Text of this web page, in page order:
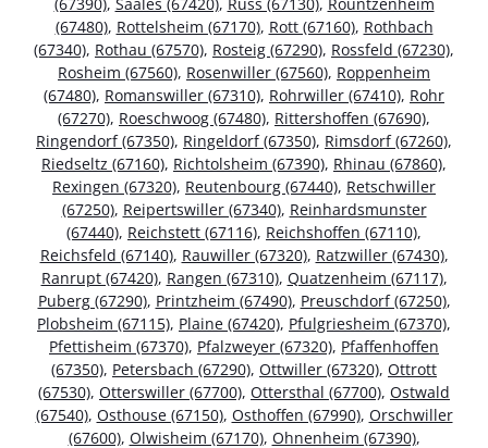
(67480), Rottelsheim (67170), Rott (67160), Rothbach
(67340), Rothau (67570), Rosteig (67290), Rossfeld (67230),
Rosheim (67560), Rosenwiller (67560), Roppenheim
(67480), Romanswiller (67310), Rohrwiller (67410), Rohr
(67270), Roeschwoog (67480), Rittershoffen (67690),
Ringendorf (67350), Ringeldorf (67350), Rimsdorf (67260),
Riedseltz (67160), Richtolsheim (67390), Rhinau (67860),
Rexingen (67320), Reutenbourg (67440), Retschwiller
(67250), Reipertswiller (67340), Reinhardsmunster
(67440), Reichstett (67116), Reichshoffen (67110),
Reichsfeld (67140), Rauwiller (67320), Ratzwiller (67430),
Ranrupt (67420), Rangen (67310), Quatzenheim (67117),
Puberg (67290), Printzheim (67490), Preuschdorf (67250),
Plobsheim (67115), Plaine (67420), Pfulgriesheim (67370),
Pfettisheim (67370), Pfalzweyer (67320), Pfaffenhoffen
(67350), Petersbach (67290), Ottwiller (67320), Ottrott
(67530), Otterswiller (67700), Ottersthal (67700), Ostwald
(67540), Osthouse (67150), Osthoffen (67990), Orschwiller
(67600), Olwisheim (67170), Ohnenheim (67390),